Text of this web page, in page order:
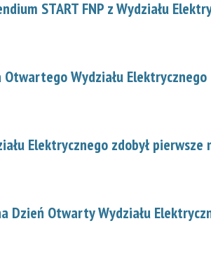
START FNP z Wydziału
Otwartego Wydziału
Elektrycznego zdobył
Dzień Otwarty Wydziału